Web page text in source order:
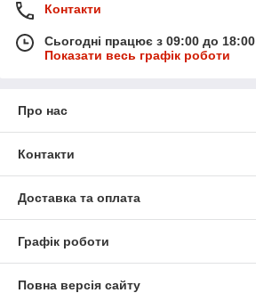
Контакти
Сьогодні працює з 09:00 до 18:00
Показати весь графік роботи
Про нас
Контакти
Доставка та оплата
Графік роботи
Повна версія сайту